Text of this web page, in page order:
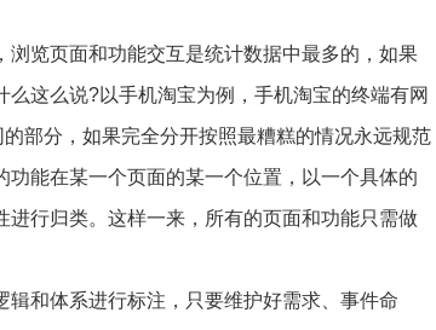
览页面和功能交互是统计数据中最多的，如果
这么说?以手机淘宝为例，手机淘宝的终端有网
部分，如果完全分开按照最糟糕的情况永远规范
能在某一个页面的某一个位置，以一个具体的
行归类。这样一来，所有的页面和功能只需做
和体系进行标注，只要维护好需求、事件命